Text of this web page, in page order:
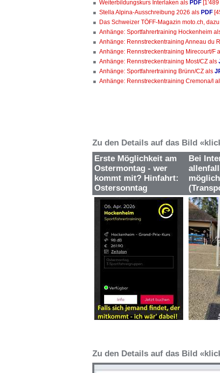
Weiterbildungskurs Interlaken als PDF
Stella Alpina-Ausschreibung 2026 als PDF
Das Schweizer TÖFF-Magazin moto.ch,
Anhänge: Sportfahrertraining Hockenheim
Anhänge: Rennstreckentraining Anneau du
Anhänge: Rennstreckentraining Mirecourt/F
Anhänge: Rennstreckentraining Most/CZ als
Anhänge: Sportfahrertraining Brünn/CZ als
Anhänge: Rennstreckentraining Cremona/I
Zu den Details auf das Bild
Erste Möglichkeit am
Ostermontag - wer
kommt mit? Hinfahrt:
Ostersonntag
Bei
möglich
Zu den Details auf das Bild